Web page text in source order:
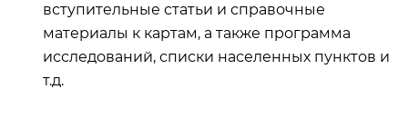
вступительные статьи и справочные
материалы к картам, а также программа
исследований, списки населенных пунктов и
т.д.